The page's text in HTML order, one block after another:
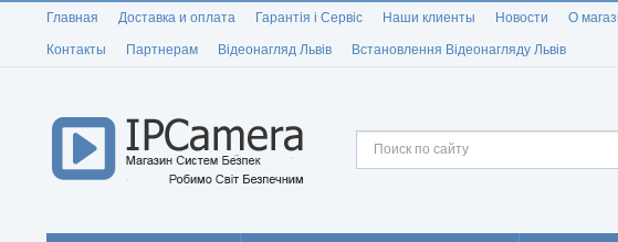
Главная Доставка и оплата Гарантія і Сервіс Наши клиенты Новости О
Контакты Партнерам Відеонагляд Львів Встановлення Відеонагляду Львів